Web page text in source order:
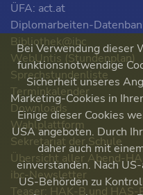
ÜFA: act.at
Diplomarbeiten-
Bibliothek@ibc
WebUntis (Stundenplan)
Sprechstundenliste
Terminkalender
Downloads
Wahlplattform
Sekretariat der Schule
Übersicht aller Abend-
ibc-Newsletter
Teaser: HAK-B und HAS-
Bei Verwendung dieser
funktionsnotwendige
Sicherheit unseres
Marketing-Cookies in
Einige dieser Cookies
USA angeboten. Durch
daher auch mit
einverstanden. Nach
US-Behörden zu